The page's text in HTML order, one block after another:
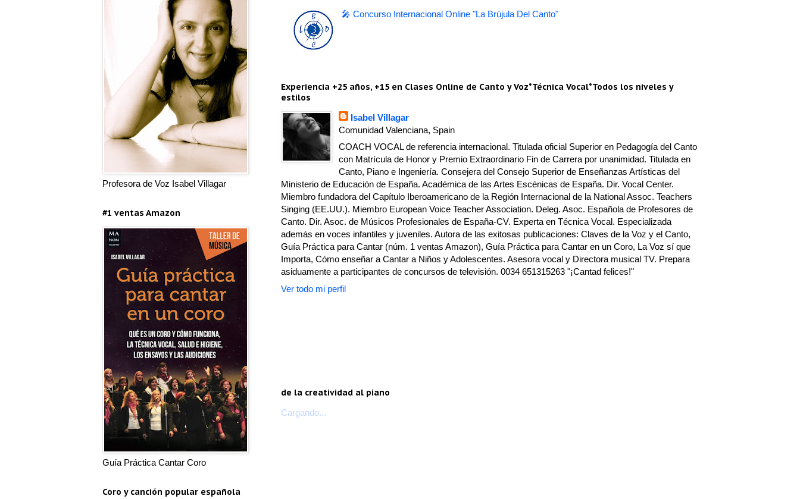
🎤 Concurso Internacional Online "La Brújula Del Canto"
Experiencia +25 años, +15 en Clases Online de Canto y Voz*Técnica Vocal*Todos los niveles y
estilos
Isabel Villagar
Comunidad Valenciana, Spain
COACH VOCAL de referencia internacional. Titulada oficial Superior en Pedagogía del Canto
con Matrícula de Honor y Premio Extraordinario Fin de Carrera por unanimidad. Titulada en
Canto, Piano e Ingeniería. Consejera del Consejo Superior de Enseñanzas Artísticas del
Ministerio de Educación de España. Académica de las Artes Escénicas de España. Dir. Vocal Center.
Miembro fundadora del Capítulo Iberoamericano de la Región Internacional de la National Assoc. Teachers
Singing (EE.UU.). Miembro European Voice Teacher Association. Deleg. Asoc. Española de Profesores de
Canto. Dir. Asoc. de Músicos Profesionales de España-CV. Experta en Técnica Vocal. Especializada
además en voces infantiles y juveniles. Autora de las exitosas publicaciones: Claves de la Voz y el Canto,
Guía Práctica para Cantar (núm. 1 ventas Amazon), Guía Práctica para Cantar en un Coro, La Voz sí que
Importa, Cómo enseñar a Cantar a Niños y Adolescentes. Asesora vocal y Directora musical TV. Prepara
asiduamente a participantes de concursos de televisión. 0034 651315263 "¡Cantad felices!"
Ver todo mi perfil
de la creatividad al piano
Cargando...
Profesora de Voz Isabel Villagar
#1 ventas Amazon
Guía Práctica Cantar Coro
Coro y canción popular española